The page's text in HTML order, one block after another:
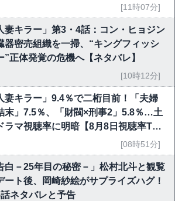
[11時07分]
妻キラー」第3・4話：コン・ヒョジン
器密売組織を一掃、“キングフィッシ
”正体発覚の危機へ【ネタバレ】
[10時12分]
妻キラー」9.4％で二桁目前！「夫婦
末」7.5％、「財閥×刑事2」5.8％…土
ラマ視聴率に明暗【8月8日視聴率TO
[08時51分]
白－25年目の秘密－」松村北斗と観覧
ート後、岡崎紗絵がサプライズハグ！
ネタバレと予告